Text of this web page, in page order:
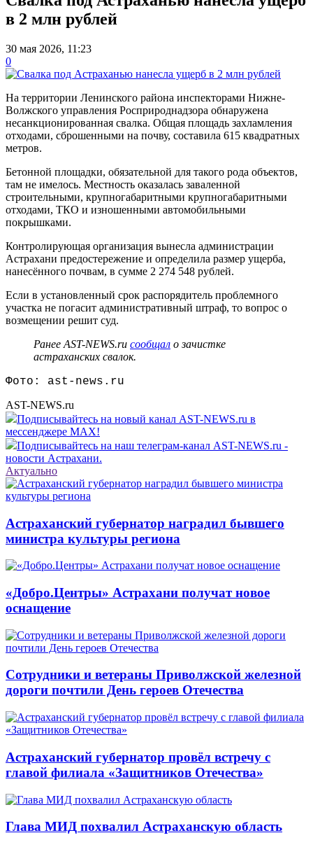
в 2 млн рублей
30 мая 2026, 11:23
0
На территории Ленинского района инспекторами Нижне-
Волжского управления Росприроднадзора обнаружена
несанкционированная свалка. Общая площадь захламления
отходами, сброшенными на почву, составила 615 квадратных
метров.
Бетонной площадки, обязательной для такого рода объектов,
там не имелось. Местность оказалась заваленной
строительными, крупногабаритными крупногабаритными
отходами, ТКО и изношенными автомобильными
покрышками.
Контролирующая организация вынесла администрации
Астрахани предостережение и определила размер ущерба,
нанесённого почвам, в сумме 2 274 548 рублей.
Если в установленный срок распорядитель проблемного
участка не погасит административный штраф, то вопрос о
возмещении решит суд.
Ранее AST-NEWS.ru сообщал о зачистке
астраханских свалок.
Фото: ast-news.ru
AST-NEWS.ru
Подписывайтесь на новый канал AST-NEWS.ru в
мессенджере MAX!
Подписывайтесь на наш телеграм-канал AST-NEWS.ru -
новости Астрахани.
Актуально
Астраханский губернатор наградил бывшего
министра культуры региона
«Добро.Центры» Астрахани получат новое
оснащение
Сотрудники и ветераны Приволжской железной
дороги почтили День героев Отечества
Астраханский губернатор провёл встречу с
главой филиала «Защитников Отечества»
Глава МИД похвалил Астраханскую область